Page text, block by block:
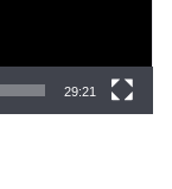
29:21